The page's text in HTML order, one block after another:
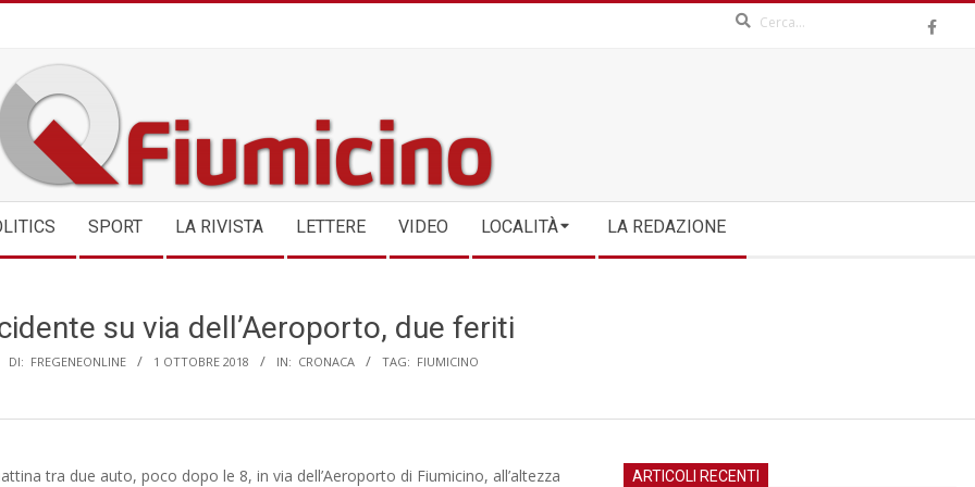
SPORT LA RIVISTA LETTERE VIDEO LOCALITÀ LA REDAZIONE
su via dell’Aeroporto, due feriti
DI: FREGENEONLINE 1 OTTOBRE 2018 IN: CRONACA TAG: FIUMICINO
tra due auto, poco dopo le 8, in via dell’Aeroporto di Fiumicino, all’altezza
ARTICOLI RECENTI